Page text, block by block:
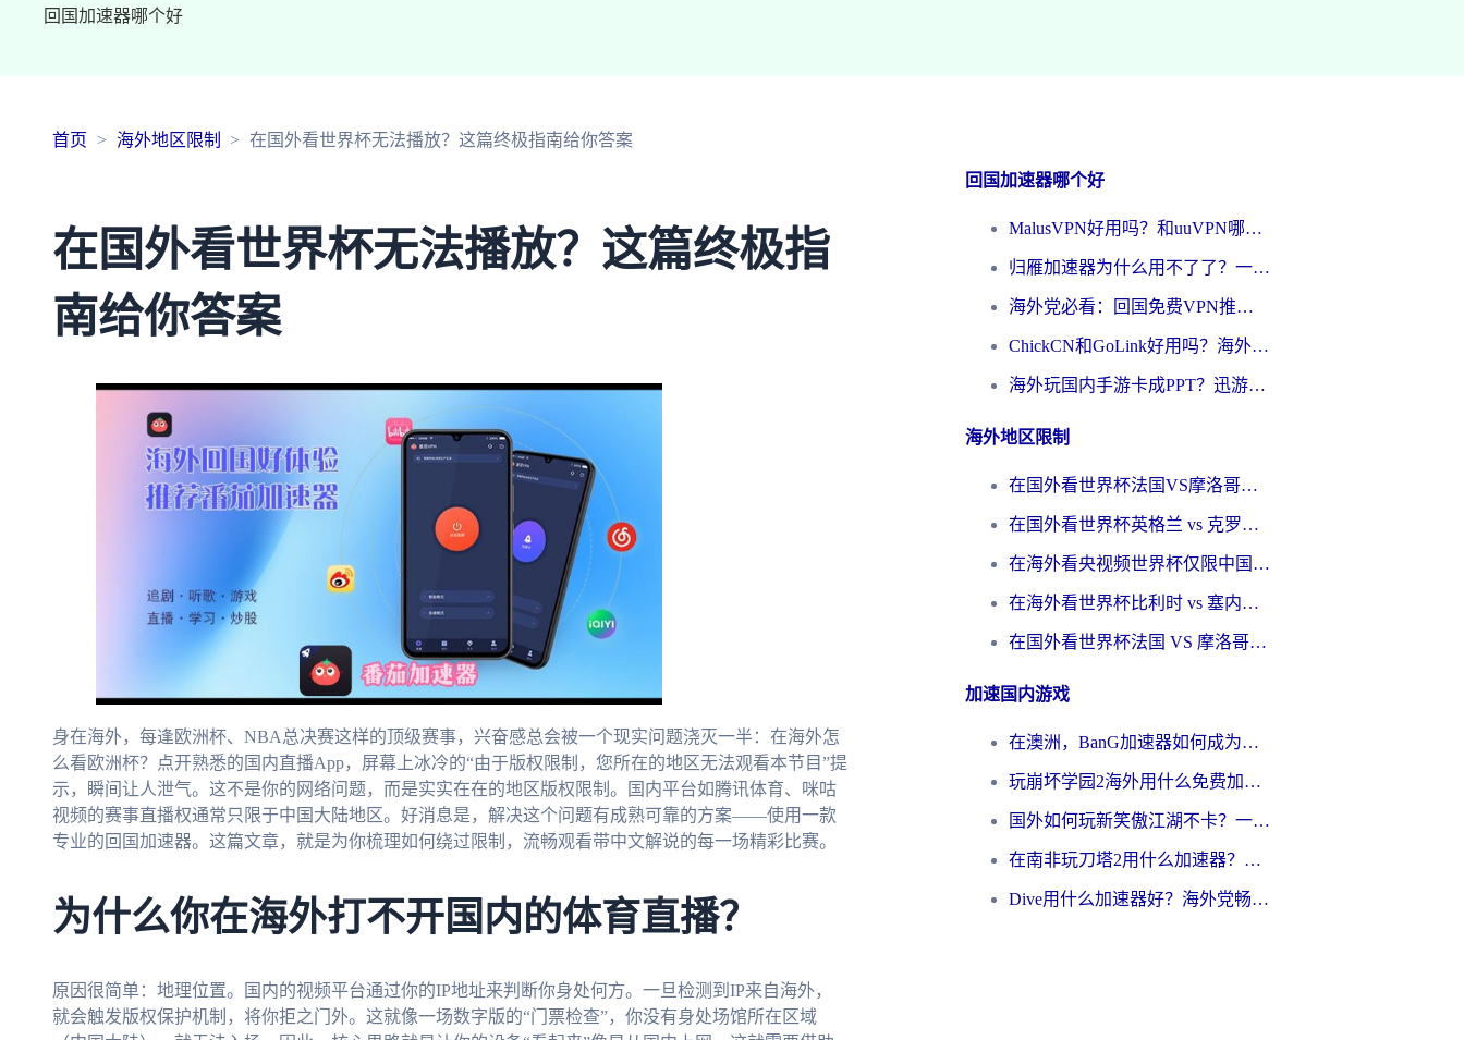
回国加速器哪个好
首页 海外地区限制 在国外看世界杯无法播放？这篇终极指南给你答案
在国外看世界杯无法播放？这篇终极指
南给你答案
身在海外，每逢欧洲杯、NBA总决赛这样的顶级赛事，兴奋感总会被一个现实问题浇灭一半：在海外怎
么看欧洲杯？点开熟悉的国内直播App，屏幕上冰冷的“由于版权限制，您所在的地区无法观看本节目”提
示，瞬间让人泄气。这不是你的网络问题，而是实实在在的地区版权限制。国内平台如腾讯体育、咪咕
视频的赛事直播权通常只限于中国大陆地区。好消息是，解决这个问题有成熟可靠的方案——使用一款
专业的回国加速器。这篇文章，就是为你梳理如何绕过限制，流畅观看带中文解说的每一场精彩比赛。
为什么你在海外打不开国内的体育直播？
原因很简单：地理位置。国内的视频平台通过你的IP地址来判断你身处何方。一旦检测到IP来自海外，
就会触发版权保护机制，将你拒之门外。这就像一场数字版的“门票检查”，你没有身处场馆所在区域
回国加速器哪个好
MalusVPN好用吗？和uuVPN哪个好？海外党无缝访问国内资源的真实对比与选择指南
归雁加速器为什么用不了了？一位海外游子的真实困惑与技术解答
海外党必看：回国免费VPN推荐？别踩坑！教你选对加速器无缝刷国内资源
ChickCN和GoLink好用吗？海外党如何选对回国加速器
海外玩国内手游卡成PPT？迅游和奇游手游哪个好？一篇讲透回国加速器怎么选
海外地区限制
在国外看世界杯法国VS摩洛哥地区限制？这篇指南让你流畅看中文解说无压力
在国外看世界杯英格兰 vs 克罗地亚当前地区不可播放？这篇指南帮你搞定所有海外观赛难题
在海外看央视频世界杯仅限中国大陆？这篇指南帮你解锁中文解说+无卡顿直播
在海外看世界杯比利时 vs 塞内加尔仅限中国大陆？我找到了最流畅的中文解说之路
在国外看世界杯法国 VS 摩洛哥仅限中国大陆？海外党这样看中文解说赛事不卡顿
加速国内游戏
在澳洲，BanG加速器如何成为你国服游戏的“时光机”？
玩崩坏学园2海外用什么免费加速器好？2026海外党亲测国服游戏加速指南
国外如何玩新笑傲江湖不卡？一份给海外游子的终极网络指南
在南非玩刀塔2用什么加速器？一份给海外游子的终极生存指南
Dive用什么加速器好？海外党畅玩国服游戏的终极避坑指南